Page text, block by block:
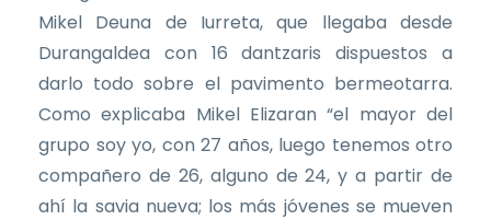
Mikel Deuna de Iurreta, que llegaba desde
Durangaldea con 16 dantzaris dispuestos a
darlo todo sobre el pavimento bermeotarra.
Como explicaba Mikel Elizaran “el mayor del
grupo soy yo, con 27 años, luego tenemos otro
compañero de 26, alguno de 24, y a partir de
ahí la savia nueva; los más jóvenes se mueven